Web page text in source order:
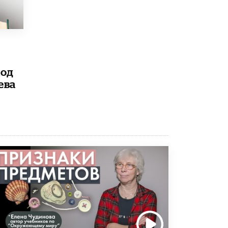
«Сколково» и ГК «Просвещение»
анонсировали запуск акселератора
технологических решений для всех
уровней образования
8 ИЮНЯ /ЧТО ПРОИСХОДИТ?
Рособрнадзор ответил на жалобы
школьников на ошибки в ЕГЭ по
русскому